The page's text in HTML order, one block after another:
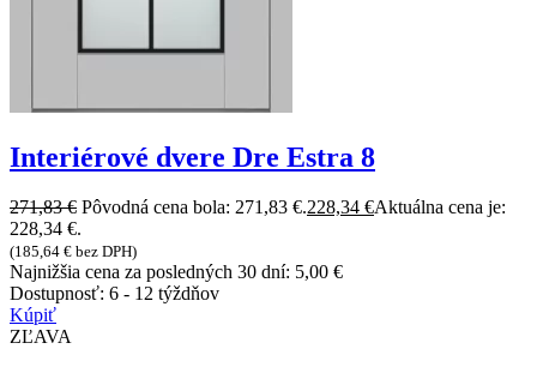
Interiérové dvere Dre Estra 8
271,83€ Pôvodná cena bola: 271,83 €.228,34 €Aktuálna cena je:
228,34 €.
(185,64 € bez DPH)
Najnižšia cena za posledných 30 dní: 5,00 €
Dostupnosť: 6 - 12 týždňov
Kúpiť
ZĽAVA